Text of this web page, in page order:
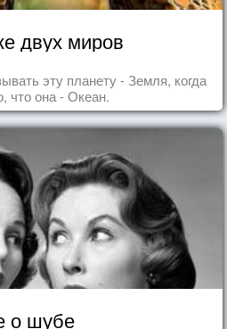
двух миров
эту планету - Земля, когда
что она - Океан.
о шубе